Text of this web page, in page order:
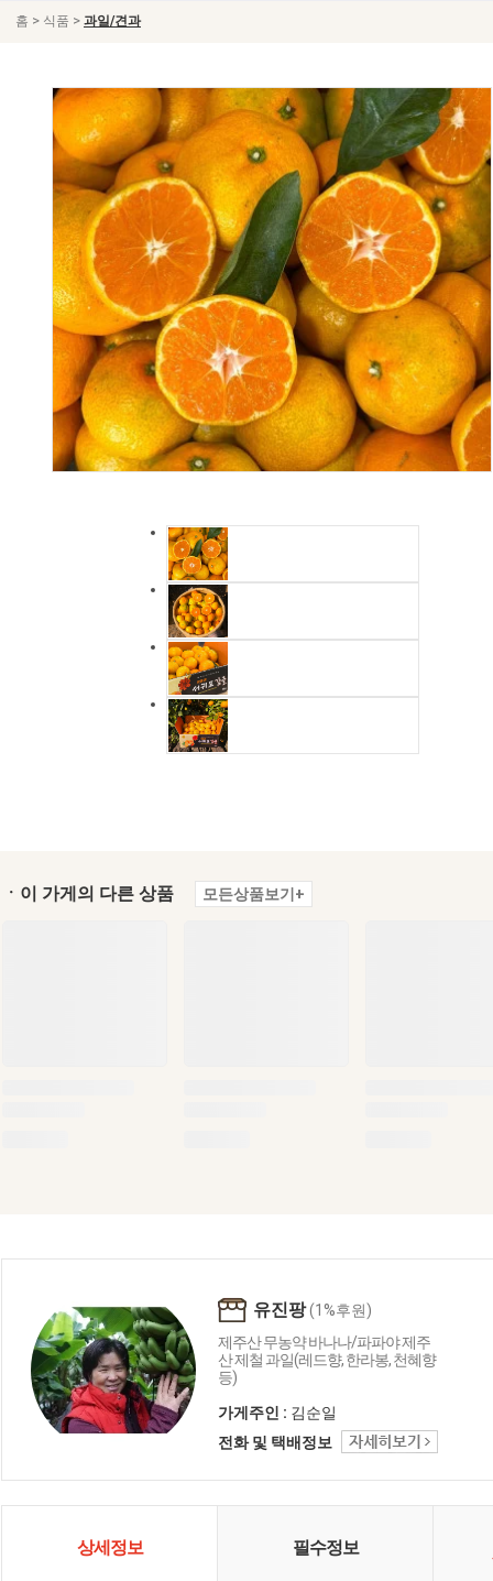
홈 > 식품 > 과일/견과
ㆍ이 가게의 다른 상품 모든상품보기+
유진팡(1%후원)
제주산 무농약 바나나/파파야 제주
산 제철 과일(레드향, 한라봉, 천혜향
등)
가게주인 : 김순일
전화 및 택배정보
상세정보 필수정보